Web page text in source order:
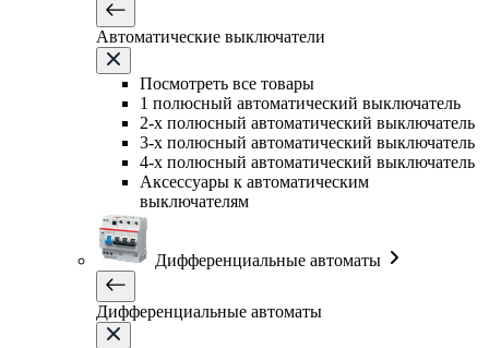
Автоматические выключатели
Посмотреть все товары
1 полюсный автоматический выключатель
2-х полюсный автоматический выключатель
3-х полюсный автоматический выключатель
4-х полюсный автоматический выключатель
Аксессуары к автоматическим
выключателям
Дифференциальные автоматы
Дифференциальные автоматы